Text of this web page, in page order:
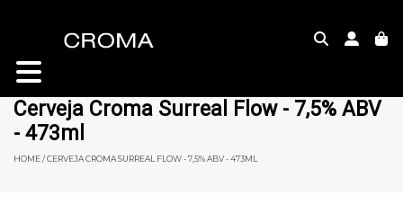
Cerveja Croma Surreal Flow - 7,5% ABV
- 473ml
HOME / CERVEJA CROMA SURREAL FLOW - 7,5% ABV - 473ML